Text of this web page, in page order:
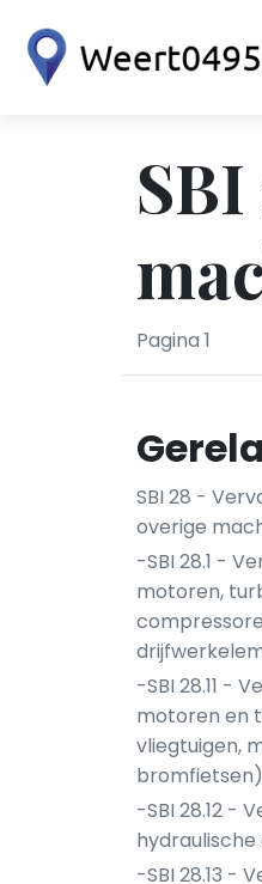
Pagina 1
SBI 28 -
overige
-SBI 28.1 -
motoren,
-SBI 28.11 -
motoren en
vliegtuigen,
bromfietsen)
-SBI 28.12 -
-SBI 28.13 -